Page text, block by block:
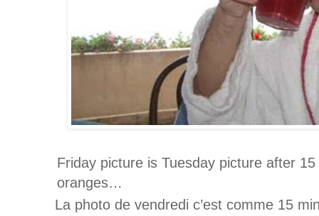
Friday picture is Tuesday picture after
oranges…
La photo de vendredi c’est comme 15